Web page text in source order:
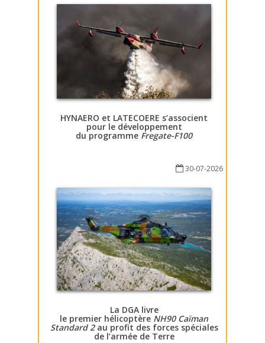
HYNAERO et LATECOERE s’associent
pour le développement
du programme Fregate-F100
30-07-2026
La DGA livre
le premier hélicoptère NH90 Caïman
Standard 2au profit des forces spéciales
de l’armée de Terre